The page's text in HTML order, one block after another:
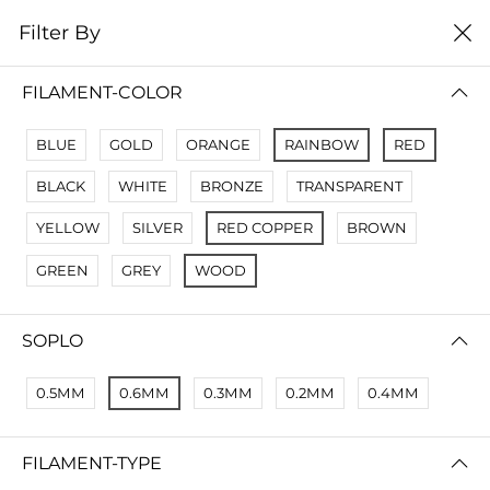
0
No Results
Not Found Filters1
Not Found Filters2
Filter By
FILAMENT-COLOR
BLUE GOLD ORANGE RAINBOW RED
BLACK WHITE BRONZE TRANSPARENT
YELLOW SILVER RED COPPER BROWN
GREEN GREY WOOD
SOPLO
0.5ММ 0.6ММ 0.3ММ 0.2ММ 0.4ММ
FILAMENT-TYPE